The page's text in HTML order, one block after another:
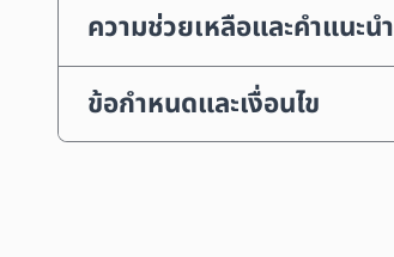
ความช่วยเหลือและคำแนะนำ
ข้อกำหนดและเงื่อนไข